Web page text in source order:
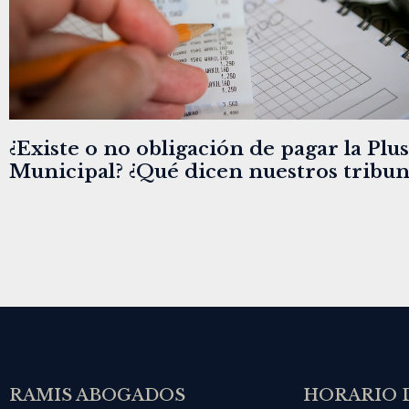
¿Existe o no obligación de pagar la
Municipal? ¿Qué dicen nuestros
RAMIS ABOGADOS HORARIO